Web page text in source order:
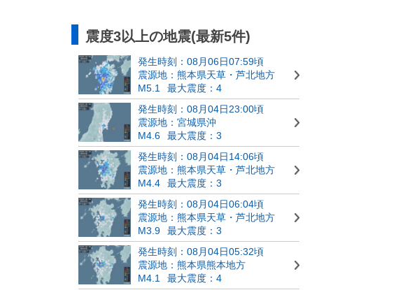
震度3以上の地震(最新5件)
発生時刻：08月06日07:59頃
震源地：熊本県天草・芦北地方
M5.1
最大震度：4
発生時刻：08月04日23:00頃
震源地：宮城県沖
M4.6
最大震度：3
発生時刻：08月04日14:06頃
震源地：熊本県天草・芦北地方
M4.4
最大震度：3
発生時刻：08月04日06:04頃
震源地：熊本県天草・芦北地方
M3.9
最大震度：3
発生時刻：08月04日05:32頃
震源地：熊本県熊本地方
M4.1
最大震度：4